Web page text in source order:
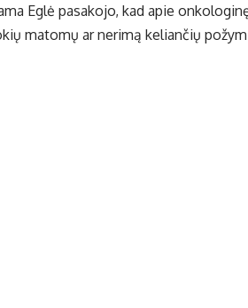
Eglė pasakojo, kad apie
matomų ar nerimą keliančių